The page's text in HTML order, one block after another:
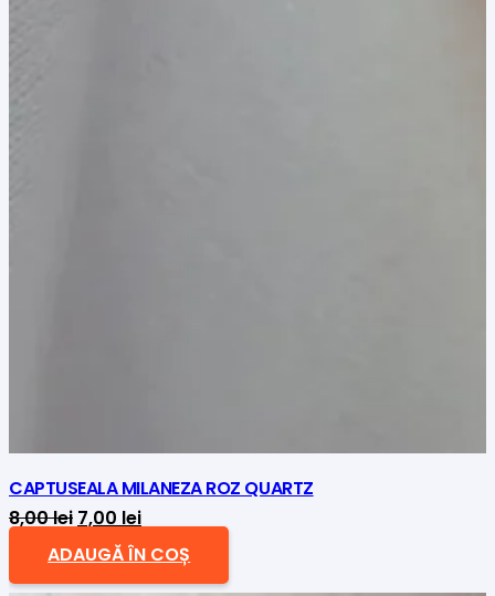
CAPTUSEALA MILANEZA ROZ QUARTZ
8,00lei Prețul
inițial
a
7,00 leiPrețul
curent
este:
ADAUGĂ ÎN COȘ